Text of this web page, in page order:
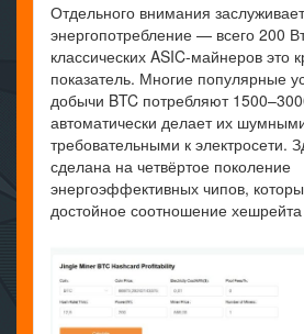
Отдельного внимания заслуживает
энергопотребление — всего 200
классических ASIC-майнеров это
показатель. Многие популярные
добычи BTC потребляют
автоматически делает их
требовательными к электросети.
сделана на четвёртое поколение
энергоэффективных чипов,
достойное соотношение